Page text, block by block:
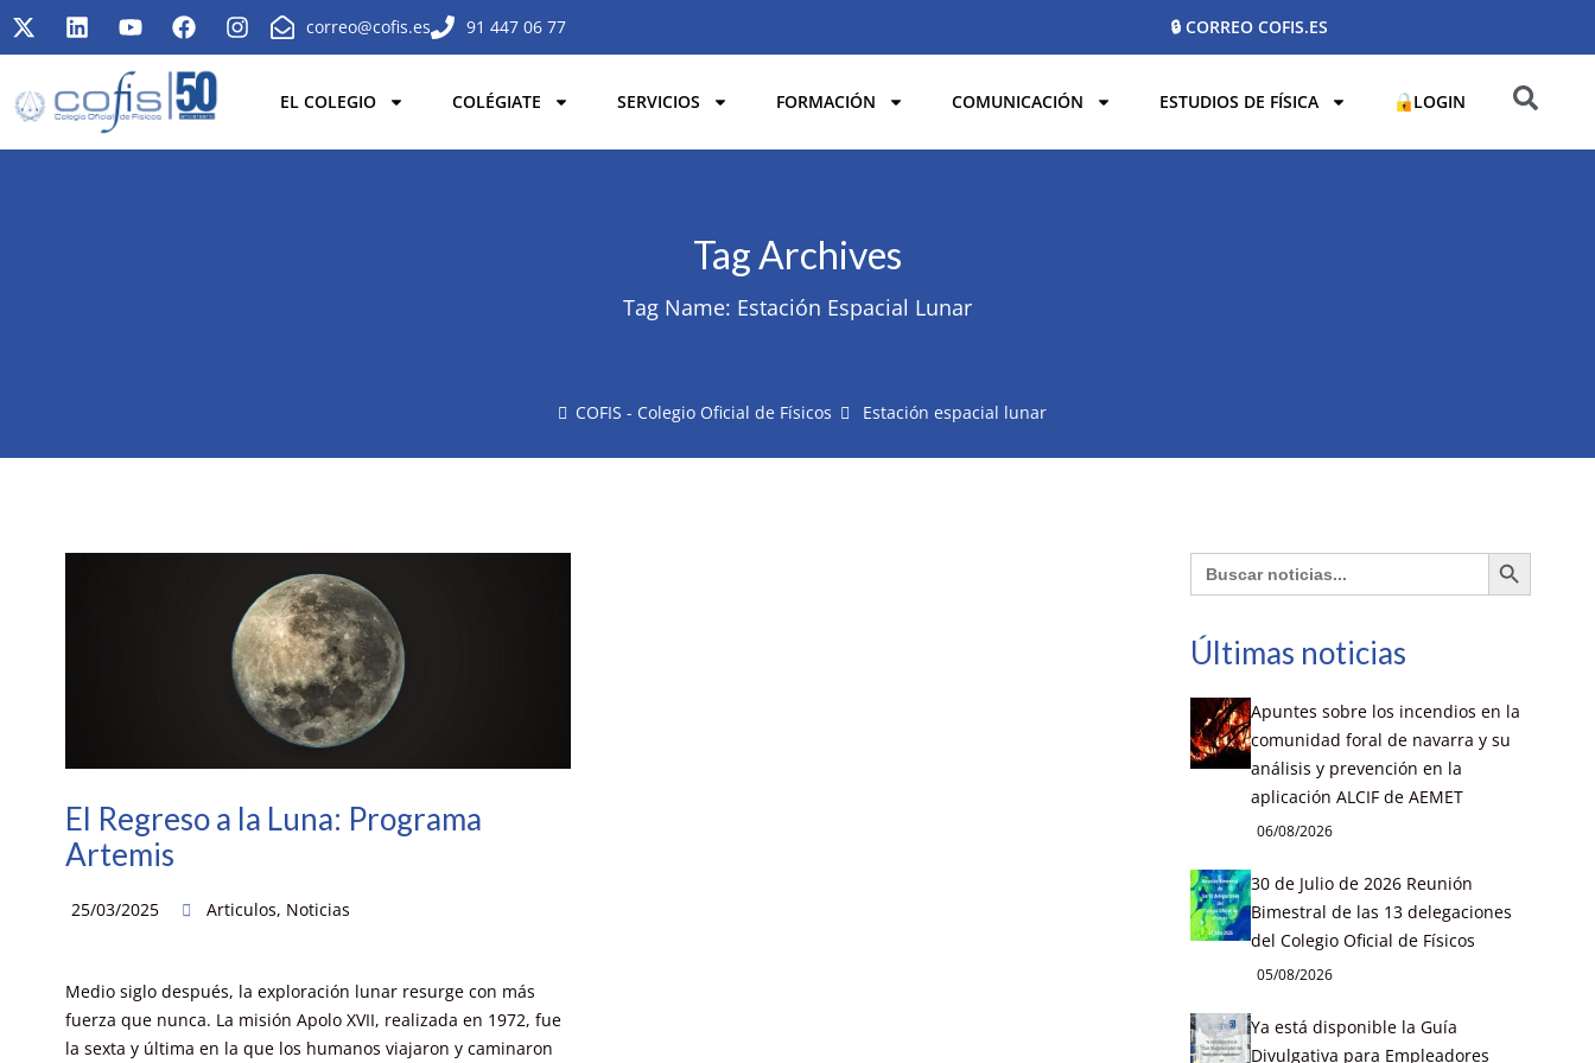
correo@cofis.es 91 447 06 77 🔒 CORREO COFIS.ES
EL COLEGIO COLÉGIATE SERVICIOS FORMACIÓN COMUNICACIÓN ESTUDIOS DE FÍSICA LOGIN
Tag Archives
Tag Name: Estación Espacial Lunar
COFIS - Colegio Oficial de Físicos Estación espacial lunar
El Regreso a la Luna: Programa
Artemis
25/03/2025 Articulos, Noticias
Medio siglo después, la exploración lunar resurge con más
fuerza que nunca. La misión Apolo XVII, realizada en 1972, fue
la sexta y última en la que los humanos viajaron y caminaron
Buscar: Botón de búsqueda
Últimas noticias
Apuntes sobre los incendios en la
comunidad foral de navarra y su
análisis y prevención en la
aplicación ALCIF de AEMET
06/08/2026
30 de Julio de 2026 Reunión
Bimestral de las 13 delegaciones
del Colegio Oficial de Físicos
05/08/2026
Ya está disponible la Guía
Divulgativa para Empleadores